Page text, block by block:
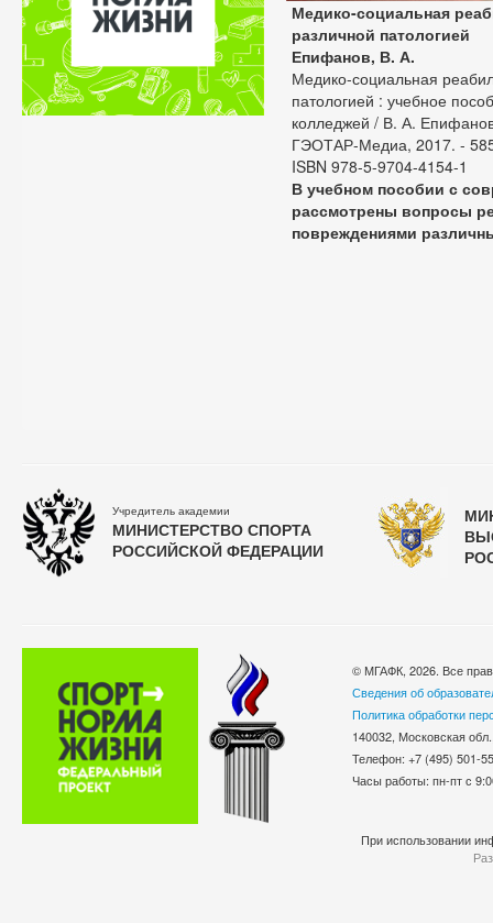
Медико-социальная
различной патологией
Епифанов, В. А.
Медико-социальная
патологией : учебное
колледжей / В. А.
ГЭОТАР-Медиа, 2017. -
ISBN 978-5-9704-4154-1
В учебном пособии с
рассмотрены вопросы
повреждениями
Учредитель академии
МИНИСТЕРСТВО СПОРТА
РОССИЙСКОЙ ФЕДЕРАЦИИ
© МГАФК, 2026. Все
Сведения об
Политика обработки
140032, Московская
Телефон: +7 (495)
Часы работы: пн-пт с
При использовании